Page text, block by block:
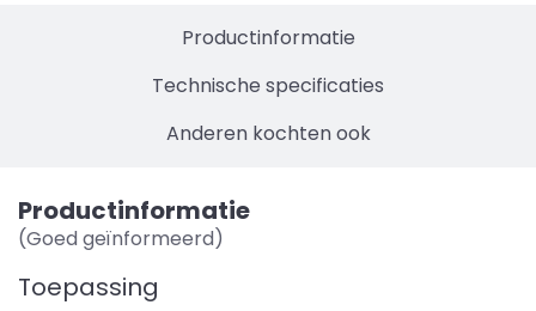
Productinformatie
Technische specificaties
Anderen kochten ook
Productinformatie
(Goed geïnformeerd)
Toepassing